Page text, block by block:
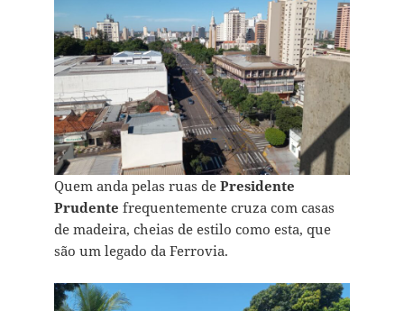
Quem anda pelas ruas de Presidente
Prudente frequentemente cruza com casas
de madeira, cheias de estilo como esta, que
são um legado da Ferrovia.